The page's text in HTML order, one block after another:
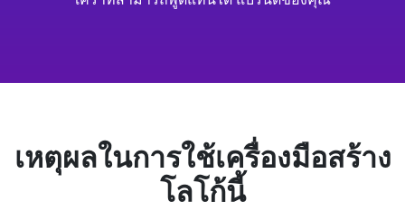
เหตุผลในการใช้เครื่องมือสร้าง
โลโก้นี้